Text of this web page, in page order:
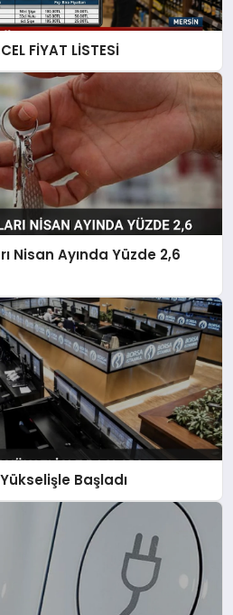
FİYAT LİSTESİ
Nisan Ayında Yüzde 2,6
Başladı